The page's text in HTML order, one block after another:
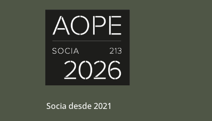
Socia desde 2021